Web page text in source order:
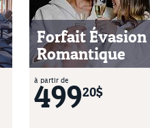
Forfait Évasion
Romantique
à partir de
49920$